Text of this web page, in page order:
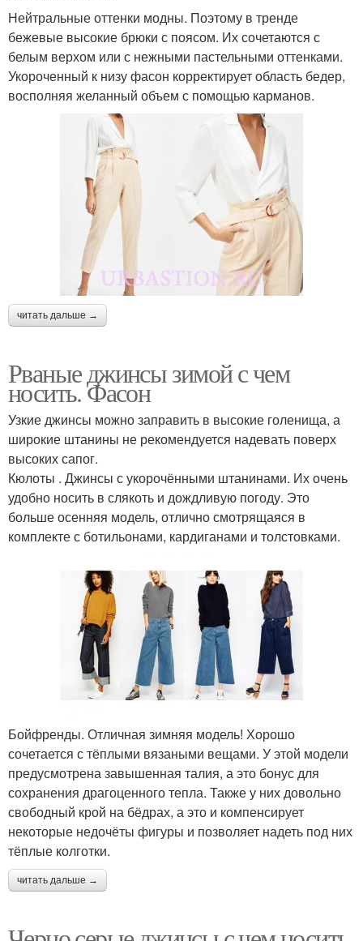
Нейтральные оттенки модны. Поэтому в тренде
бежевые высокие брюки с поясом. Их сочетаются с
белым верхом или с нежными пастельными оттенками.
Укороченный к низу фасон корректирует область бедер,
восполняя желанный объем с помощью карманов.
читать дальше →
Рваные джинсы зимой с чем
носить. Фасон
Узкие джинсы можно заправить в высокие голенища, а
широкие штанины не рекомендуется надевать поверх
высоких сапог.
Кюлоты . Джинсы с укорочёнными штанинами. Их очень
удобно носить в слякоть и дождливую погоду. Это
больше осенняя модель, отлично смотрящаяся в
комплекте с ботильонами, кардиганами и толстовками.
Бойфренды. Отличная зимняя модель! Хорошо
сочетается с тёплыми вязаными вещами. У этой модели
предусмотрена завышенная талия, а это бонус для
сохранения драгоценного тепла. Также у них довольно
свободный крой на бёдрах, а это и компенсирует
некоторые недочёты фигуры и позволяет надеть под них
тёплые колготки.
читать дальше →